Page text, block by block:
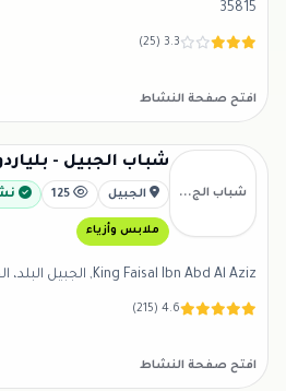
35815
3.3 (25)
افتح صفحة النشاط
شباب الج... الجبيل
ملابس وأزياء
King Faisal Ibn Abd Al Aziz, الجبيل البلد، الجبيل 35412
4.6 (215)
افتح صفحة النشاط